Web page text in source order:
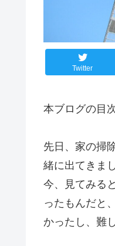
Twitter
本ブログの目
先日、家の掃
緒に出てきま
今、見てみる
ったもんだと
かったし、難